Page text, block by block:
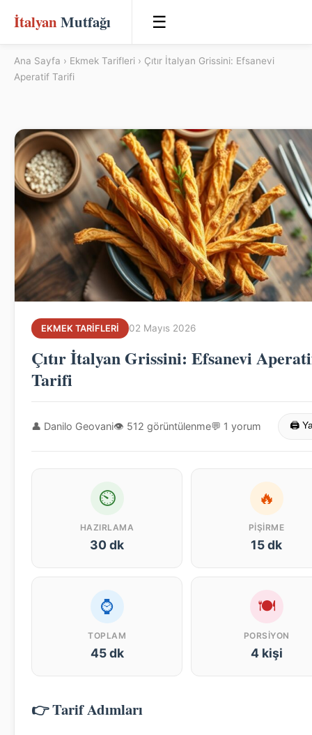
İtalyan Mutfağı ☰
Ana Sayfa › Ekmek Tarifleri › Çıtır İtalyan Grissini: Efsanevi
Aperatif Tarifi
EKMEK TARIFLERI 02 Mayıs 2026
Çıtır İtalyan Grissini: Efsanevi
Tarifi
👤 Danilo Geovani👁 512 görüntülenme💬 1 yorum 🖨
⏲
HAZIRLAMA
30 dk
🔥
PIŞIRME
15 dk
⌚
TOPLAM
45 dk
🍽
PORSIYON
4 kişi
👉 Tarif Adımları